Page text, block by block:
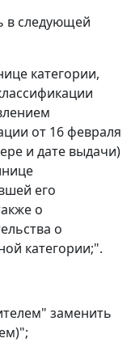
в следующей
категории,
от 16 февраля
и дате выдачи)
его
о
о
категории;".
заменить